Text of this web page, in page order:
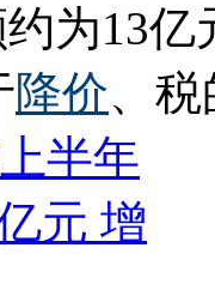
为13
降价、